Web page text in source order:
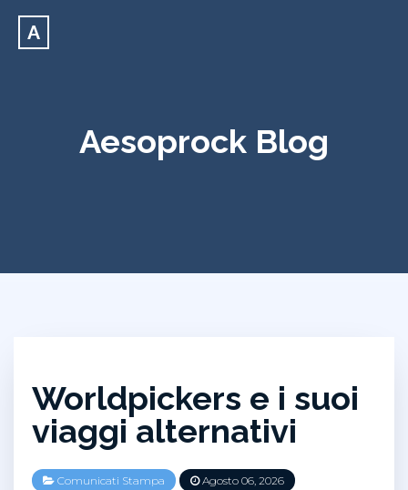
A
Aesoprock Blog
Worldpickers e i suoi
viaggi alternativi
Comunicati Stampa Agosto 06, 2026